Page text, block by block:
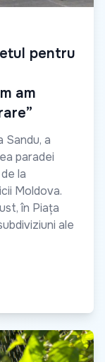
pentru
am
Sandu, a
paradei
la
Moldova.
în Piața
ale